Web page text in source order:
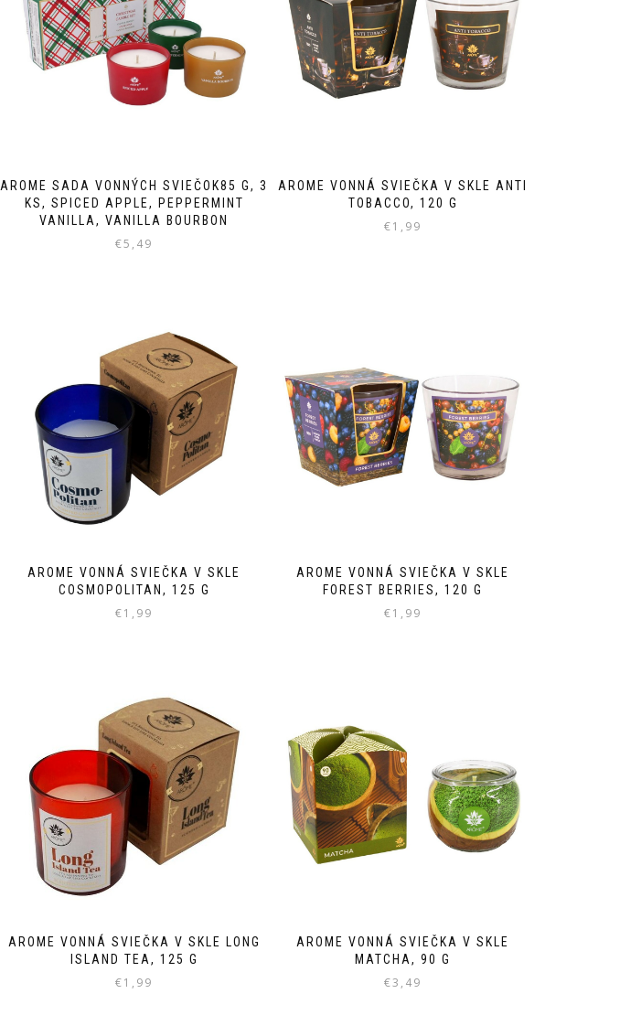
AROME SADA VONNÝCH SVIEČOK85 G, 3
KS, SPICED APPLE, PEPPERMINT
VANILLA, VANILLA BOURBON
€5,49
AROME VONNÁ SVIEČKA V SKLE ANTI
TOBACCO, 120 G
€1,99
AROME VONNÁ SVIEČKA V SKLE
COSMOPOLITAN, 125 G
€1,99
AROME VONNÁ SVIEČKA V SKLE
FOREST BERRIES, 120 G
€1,99
AROME VONNÁ SVIEČKA V SKLE LONG
ISLAND TEA, 125 G
€1,99
AROME VONNÁ SVIEČKA V SKLE
MATCHA, 90 G
€3,49